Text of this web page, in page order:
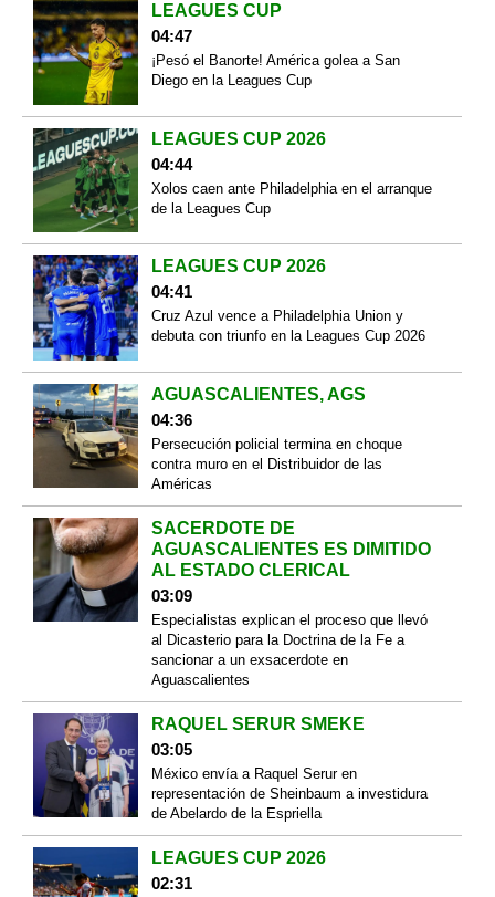
LEAGUES CUP
04:47
¡Pesó el Banorte! América golea a San
Diego en la Leagues Cup
LEAGUES CUP 2026
04:44
Xolos caen ante Philadelphia en el arranque
de la Leagues Cup
LEAGUES CUP 2026
04:41
Cruz Azul vence a Philadelphia Union y
debuta con triunfo en la Leagues Cup 2026
AGUASCALIENTES, AGS
04:36
Persecución policial termina en choque
contra muro en el Distribuidor de las
Américas
SACERDOTE DE
AGUASCALIENTES ES DIMITIDO
AL ESTADO CLERICAL
03:09
Especialistas explican el proceso que llevó
al Dicasterio para la Doctrina de la Fe a
sancionar a un exsacerdote en
Aguascalientes
RAQUEL SERUR SMEKE
03:05
México envía a Raquel Serur en
representación de Sheinbaum a investidura
de Abelardo de la Espriella
LEAGUES CUP 2026
02:31